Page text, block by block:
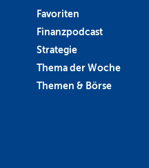
Favoriten
Finanzpodcast
Strategie
Thema der Woche
Themen & Börse